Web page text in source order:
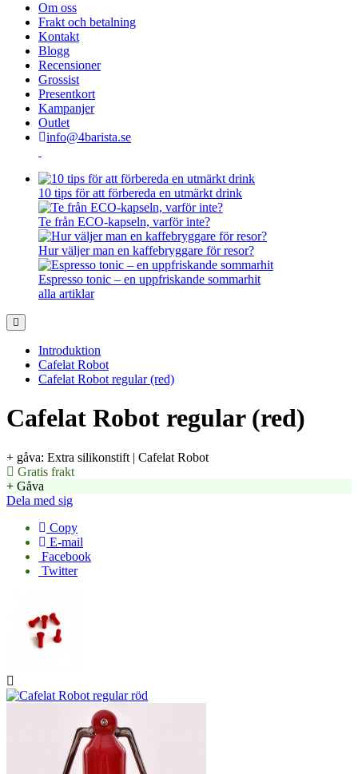
Om oss
Frakt och betalning
Kontakt
Blogg
Recensioner
Grossist
Presentkort
Kampanjer
Outlet
info@4barista.se
10 tips för att förbereda en utmärkt drink
Te från ECO-kapseln, varför inte?
Hur väljer man en kaffebryggare för resor?
Espresso tonic – en uppfriskande sommarhit
alla artiklar
Introduktion
Cafelat Robot
Cafelat Robot regular (red)
Cafelat Robot regular (red)
+ gåva: Extra silikonstift | Cafelat Robot
Gratis frakt
+ Gåva
Dela med sig
Copy
E-mail
Facebook
Twitter